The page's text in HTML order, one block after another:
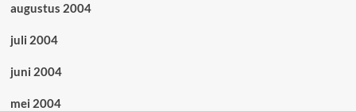
augustus 2004
juli 2004
juni 2004
mei 2004